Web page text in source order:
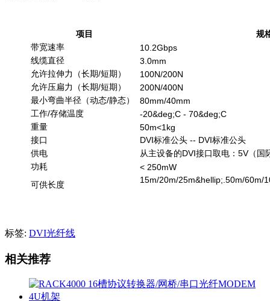
项目
规
带宽速率
10.2Gbps
线缆直径
3.0mm
允许拉伸力（长期/短期）
100N/200N
允许压扁力（长期/短期）
200N/400N
最小弯曲半径（动态/静态）
80mm/40mm
工作/存储温度
-20&deg;C - 70&deg;C
重量
50m<1kg
接口
DVI标准公头 -- DVI标准公头
供电
从主设备的DVI接口取电：5V（国
功耗
< 250mW
可供长度
15m/20m/25m&hellip;.50m/
标签: DVI光纤线
相关推荐